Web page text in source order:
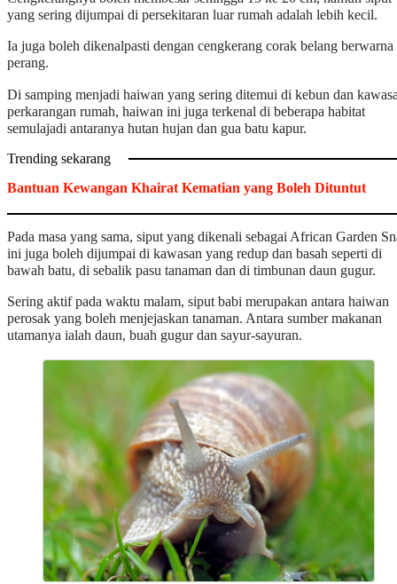
yang sering dijumpai di persekitaran luar rumah adalah lebih kecil.
Ia juga boleh dikenalpasti dengan cengkerang corak belang berwarna
perang.
Di samping menjadi haiwan yang sering ditemui di kebun dan
perkarangan rumah, haiwan ini juga terkenal di beberapa habitat
semulajadi antaranya hutan hujan dan gua batu kapur.
Trending sekarang
Bantuan Kewangan Khairat Kematian yang Boleh Dituntut
Pada masa yang sama, siput yang dikenali sebagai African Garden
ini juga boleh dijumpai di kawasan yang redup dan basah seperti di
bawah batu, di sebalik pasu tanaman dan di timbunan daun gugur.
Sering aktif pada waktu malam, siput babi merupakan antara haiwan
perosak yang boleh menjejaskan tanaman. Antara sumber makanan
utamanya ialah daun, buah gugur dan sayur-sayuran.